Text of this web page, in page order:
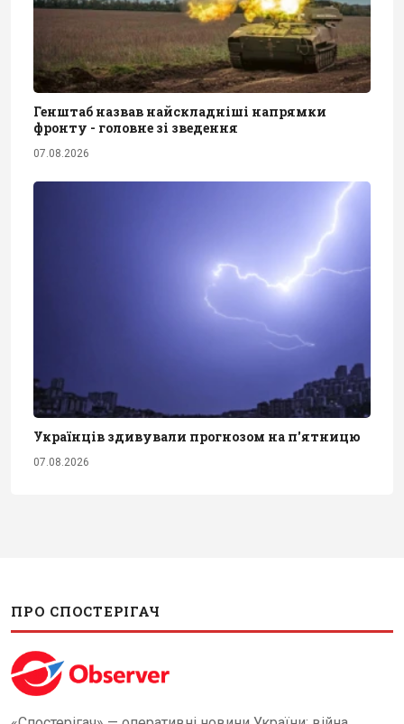
Генштаб назвав найскладніші напрямки
фронту - головне зі зведення
07.08.2026
Українців здивували прогнозом на п'ятницю
07.08.2026
ПРО СПОСТЕРІГАЧ